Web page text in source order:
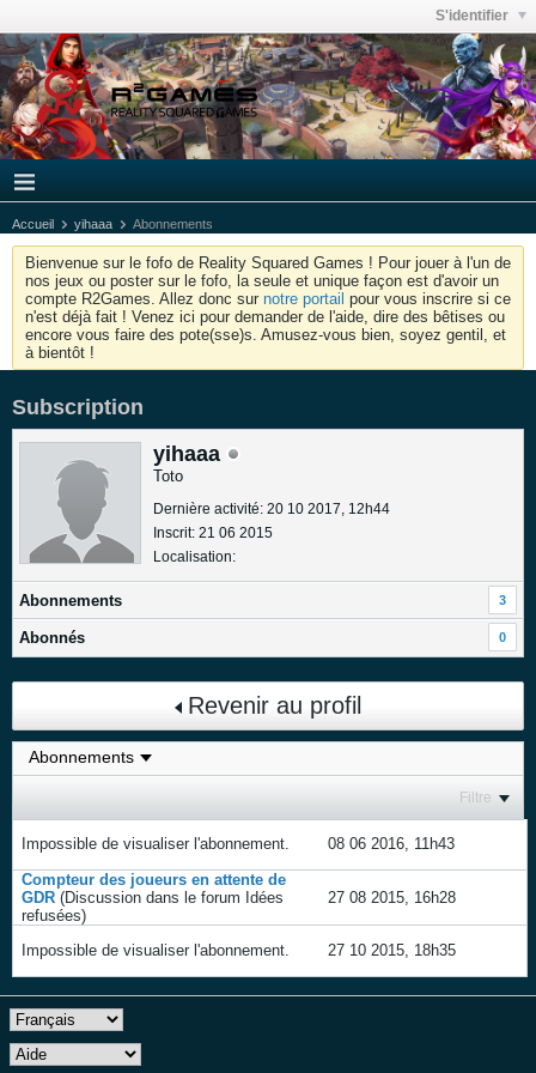
S'identifier
Accueil yihaaa Abonnements
Bienvenue sur le fofo de Reality Squared Games ! Pour jouer à l'un de
nos jeux ou poster sur le fofo, la seule et unique façon est d'avoir un
compte R2Games. Allez donc sur notre portail pour vous inscrire si ce
n'est déjà fait ! Venez ici pour demander de l'aide, dire des bêtises ou
encore vous faire des pote(sse)s. Amusez-vous bien, soyez gentil, et
à bientôt !
Subscription
yihaaa
Toto
Dernière activité: 20 10 2017, 12h44
Inscrit: 21 06 2015
Localisation:
Abonnements 3
Abonnés 0
Revenir au profil
Filtre
Impossible de visualiser l'abonnement.
08 06 2016, 11h43
Compteur des joueurs en attente de
GDR (Discussion dans le forum Idées
refusées)
27 08 2015, 16h28
Impossible de visualiser l'abonnement. 27 10 2015, 18h35